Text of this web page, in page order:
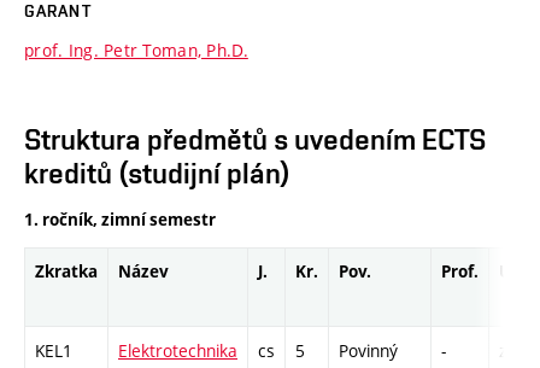
GARANT
prof. Ing. Petr Toman, Ph.D.
Struktura předmětů s uvedením ECTS
kreditů (studijní plán)
1. ročník, zimní semestr
Zkratka Název J. Kr. Pov. Prof.
KEL1
Elektrotechnika
cs 5 Povinný - zá,zk